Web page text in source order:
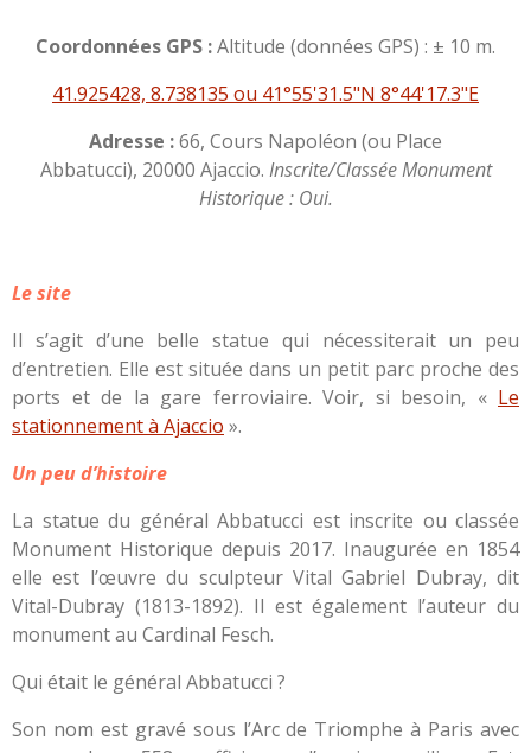
Coordonnées GPS :Altitude (données GPS) : ± 10 m.
41.925428, 8.738135 ou 41°55'31.5"N 8°44'17.3"E
Adresse :66, Cours Napoléon (ou Place
Abbatucci), 20000 Ajaccio. Inscrite/Classée Monument
Historique : Oui.
Le site
Il s’agit d’une belle statue qui nécessiterait un peu
d’entretien. Elle est située dans un petit parc proche des
ports et de la gare ferroviaire. Voir, si besoin, « Le
stationnement à Ajaccio ».
Un peu d’histoire
La statue du général Abbatucci est inscrite ou classée
Monument Historique depuis 2017. Inaugurée en 1854
elle est l’œuvre du sculpteur Vital Gabriel Dubray, dit
Vital-Dubray (1813-1892). Il est également l’auteur du
monument au Cardinal Fesch.
Qui était le général Abbatucci ?
Son nom est gravé sous l’Arc de Triomphe à Paris avec